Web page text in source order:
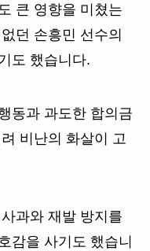
큰 영향을 미쳤는
던 손흥민 선수의
도 했습니다.
동과 과도한 합의금
비난의 화살이 고
과와 재발 방지를
감을 사기도 했습니